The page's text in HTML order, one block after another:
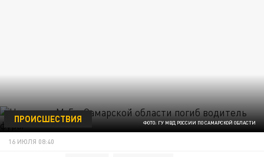
ФОТО: ГУ МВД РОССИИ ПО САМАРСКОЙ ОБЛАСТИ
ПРОИСШЕСТВИЯ
16 ИЮЛЯ 08:40